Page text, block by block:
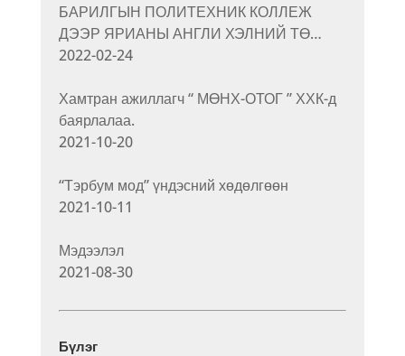
БАРИЛГЫН ПОЛИТЕХНИК КОЛЛЕЖ
ДЭЭР ЯРИАНЫ АНГЛИ ХЭЛНИЙ ТӨ…
2022-02-24
Хамтран ажиллагч “ МӨНХ-ОТОГ ” ХХК-д
баярлалаа.
2021-10-20
“Тэрбум мод” үндэсний хөдөлгөөн
2021-10-11
Мэдээлэл
2021-08-30
Бүлэг